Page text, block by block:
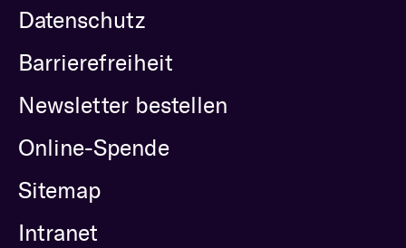
Datenschutz
Barrierefreiheit
Newsletter bestellen
Online-Spende
Sitemap
Intranet